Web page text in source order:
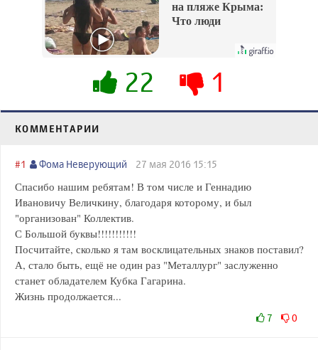
на пляже Крыма:
Что люди
их не видят...
22 1
КОММЕНТАРИИ
#1 Фома Неверующий 27 мая 2016 15:15
Спасибо нашим ребятам! В том числе и Геннадию
Ивановичу Величкину, благодаря которому, и был
"организован" Коллектив.
С Большой буквы!!!!!!!!!!!
Посчитайте, сколько я там восклицательных знаков поставил?
А, стало быть, ещё не один раз "Металлург" заслуженно
станет обладателем Кубка Гагарина.
Жизнь продолжается...
7 0